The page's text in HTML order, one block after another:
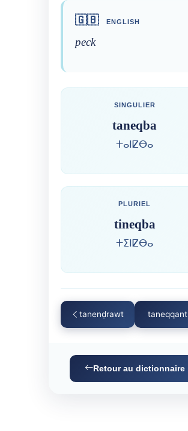
🇬🇧 ENGLISH
peck
SINGULIER
taneqba
ⵜⴰⵏⵇⴱⴰ
PLURIEL
tineqba
ⵜⵉⵏⵇⴱⴰ
tanenḍrawt taneqqant
Retour au dictionnaire